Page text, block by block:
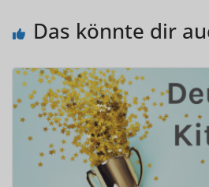
Das könnte dir